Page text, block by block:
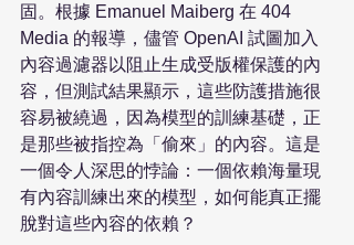
固。根據 Emanuel Maiberg 在 404
Media 的報導，儘管 OpenAI 試圖加入
內容過濾器以阻止生成受版權保護的內
容，但測試結果顯示，這些防護措施很
容易被繞過，因為模型的訓練基礎，正
是那些被指控為「偷來」的內容。這是
一個令人深思的悖論：一個依賴海量現
有內容訓練出來的模型，如何能真正擺
脫對這些內容的依賴？